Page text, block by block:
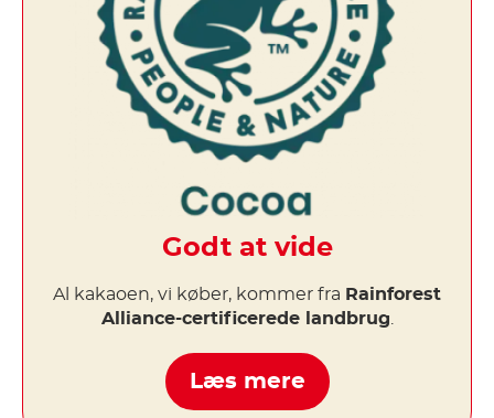
Godt at vide
Al kakaoen, vi køber, kommer fra Rainforest
Alliance-certificerede landbrug.
Læs mere